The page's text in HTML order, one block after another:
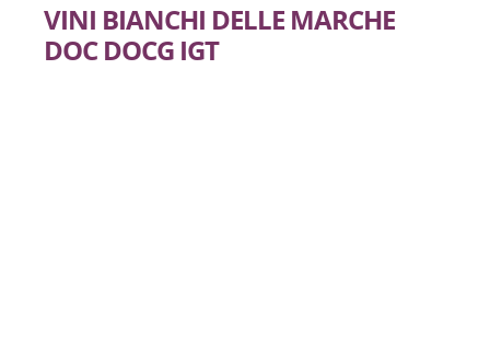
VINI BIANCHI DELLE MARCHE
DOC DOCG IGT